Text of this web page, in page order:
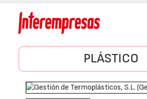
PLÁSTICO